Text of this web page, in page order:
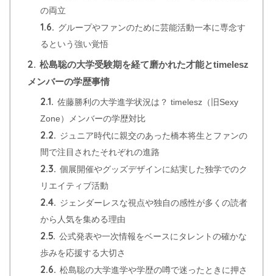
の両立
1.6. グループやファンのために芸能活動一本に専念す
るという強い覚悟
2. 松島聡の大学受験期を経て磨かれた才能とtimelesz
メンバーの学歴事情
2.1. 佐藤勝利の大学進学状況は？ timelesz（旧Sexy
Zone）メンバーの学歴対比
2.2. ジュニア時代に親交のあった橋本将生とファンの
間で注目されたそれぞれの進路
2.3. 個展開催やグッズデザインに結実した独学でのク
リエイティブ活動
2.4. ジェンダーレスな視点や独自の感性が多くの読者
から人気を集める理由
2.5. 公式発表や一次情報をベースにタレントの確かな
歩みを応援する大切さ
2.6. 松島聡の大学進学や学歴の噂で迷ったときに押さ